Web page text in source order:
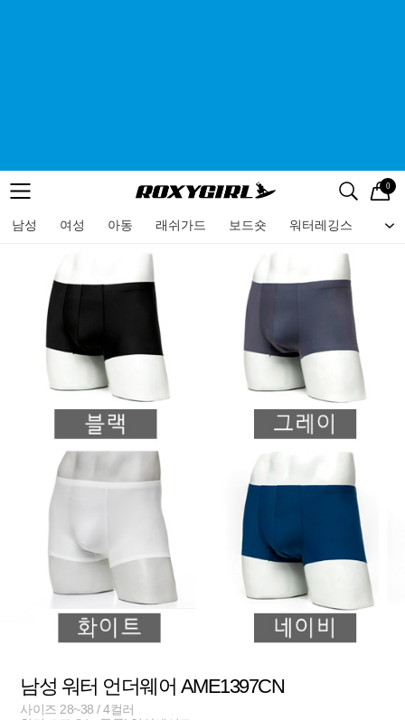
메뉴 검색
로고 0
남성 여성 아동 래쉬가드 보드숏 워터레깅스 비
메뉴
남성 워터 언더웨어 AME1397CN
사이즈 28~38 / 4컬러